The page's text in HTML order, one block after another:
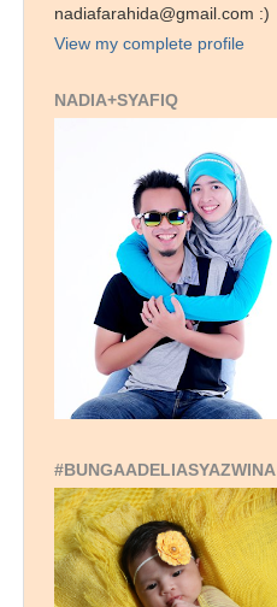
nadiafarahida@gmail.com :)
View my complete profile
NADIA+SYAFIQ
#BUNGAADELIASYAZWINA